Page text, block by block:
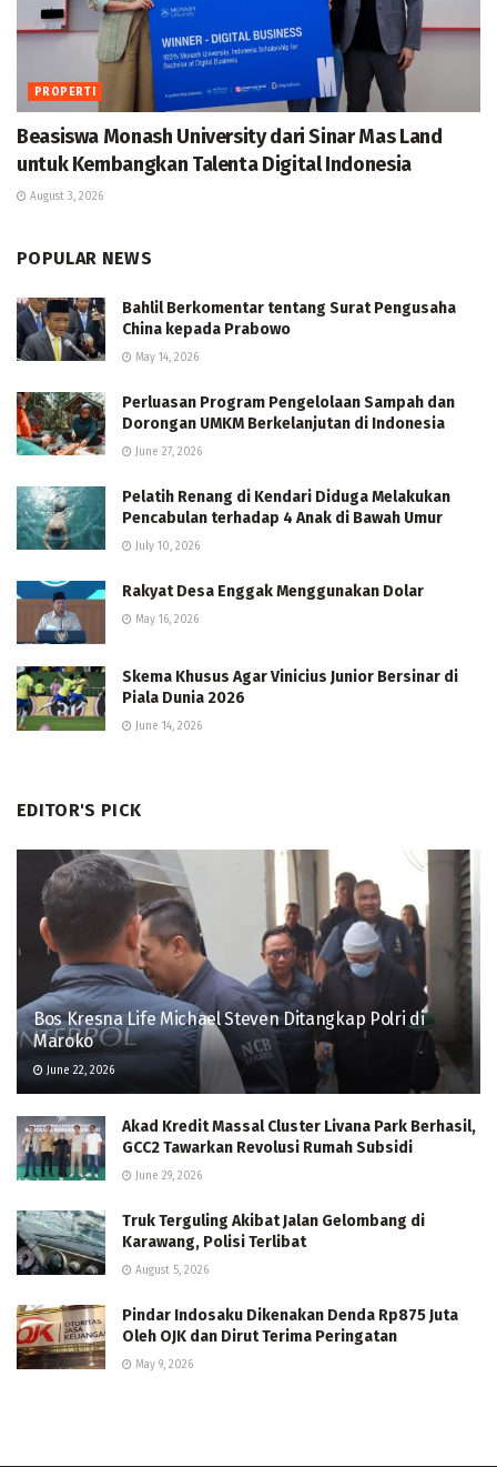
PROPERTI
Beasiswa Monash University dari Sinar Mas Land
untuk Kembangkan Talenta Digital Indonesia
August 3, 2026
POPULAR NEWS
Bahlil Berkomentar tentang Surat Pengusaha
China kepada Prabowo
May 14, 2026
Perluasan Program Pengelolaan Sampah dan
Dorongan UMKM Berkelanjutan di Indonesia
June 27, 2026
Pelatih Renang di Kendari Diduga Melakukan
Pencabulan terhadap 4 Anak di Bawah Umur
July 10, 2026
Rakyat Desa Enggak Menggunakan Dolar
May 16, 2026
Skema Khusus Agar Vinicius Junior Bersinar di
Piala Dunia 2026
June 14, 2026
EDITOR'S PICK
Bos Kresna Life Michael Steven Ditangkap Polri di
Maroko
June 22, 2026
Akad Kredit Massal Cluster Livana Park Berhasil,
GCC2 Tawarkan Revolusi Rumah Subsidi
June 29, 2026
Truk Terguling Akibat Jalan Gelombang di
Karawang, Polisi Terlibat
August 5, 2026
Pindar Indosaku Dikenakan Denda Rp875 Juta
Oleh OJK dan Dirut Terima Peringatan
May 9, 2026